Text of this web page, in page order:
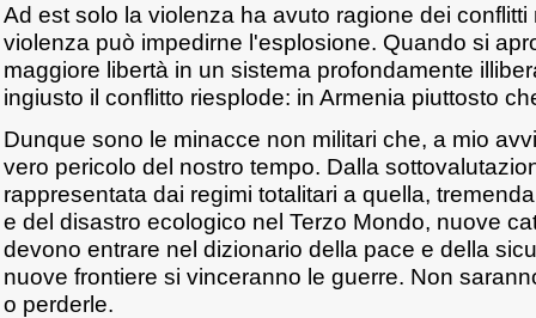
Ad est solo la violenza ha avuto ragione dei conflitti
violenza può impedirne l'esplosione. Quando si
maggiore libertà in un sistema profondamente
ingiusto il conflitto riesplode: in Armenia piuttosto
Dunque sono le minacce non militari che, a mio
vero pericolo del nostro tempo. Dalla
rappresentata dai regimi totalitari a quella,
e del disastro ecologico nel Terzo Mondo, nuove
devono entrare nel dizionario della pace e della
nuove frontiere si vinceranno le guerre. Non
o perderle.